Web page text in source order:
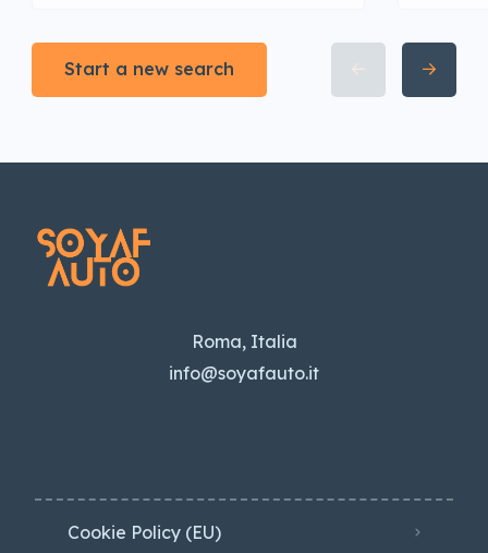
Start a new search
Roma, Italia
info@soyafauto.it
Cookie Policy (EU)